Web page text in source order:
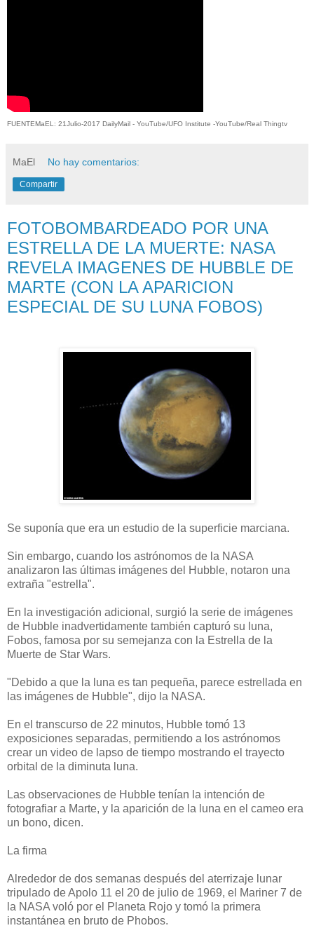
FUENTEMaEL: 21Julio-2017 DailyMail - YouTube/UFO Institute -YouTube/Real Thingtv
MaEl No hay comentarios:
Compartir
FOTOBOMBARDEADO POR UNA
ESTRELLA DE LA MUERTE: NASA
REVELA IMAGENES DE HUBBLE DE
MARTE (CON LA APARICION
ESPECIAL DE SU LUNA FOBOS)
Se suponía que era un estudio de la superficie marciana.
Sin embargo, cuando los astrónomos de la NASA
analizaron las últimas imágenes del Hubble, notaron una
extraña "estrella".
En la investigación adicional, surgió la serie de imágenes
de Hubble inadvertidamente también capturó su luna,
Fobos, famosa por su semejanza con la Estrella de la
Muerte de Star Wars.
"Debido a que la luna es tan pequeña, parece estrellada en
las imágenes de Hubble", dijo la NASA.
En el transcurso de 22 minutos, Hubble tomó 13
exposiciones separadas, permitiendo a los astrónomos
crear un video de lapso de tiempo mostrando el trayecto
orbital de la diminuta luna.
Las observaciones de Hubble tenían la intención de
fotografiar a Marte, y la aparición de la luna en el cameo era
un bono, dicen.
La firma
Alrededor de dos semanas después del aterrizaje lunar
tripulado de Apolo 11 el 20 de julio de 1969, el Mariner 7 de
la NASA voló por el Planeta Rojo y tomó la primera
instantánea en bruto de Phobos.